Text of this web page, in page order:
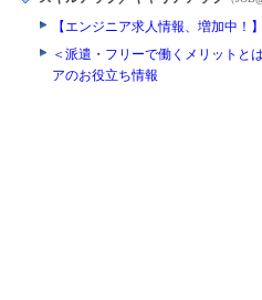
【エンジニア求人情報、増加中！
＜派遣・フリーで働くメリットと
アのお役立ち情報